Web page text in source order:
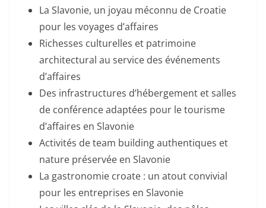
La Slavonie, un joyau méconnu de Croatie
pour les voyages d’affaires
Richesses culturelles et patrimoine
architectural au service des événements
d’affaires
Des infrastructures d’hébergement et salles
de conférence adaptées pour le tourisme
d’affaires en Slavonie
Activités de team building authentiques et
nature préservée en Slavonie
La gastronomie croate : un atout convivial
pour les entreprises en Slavonie